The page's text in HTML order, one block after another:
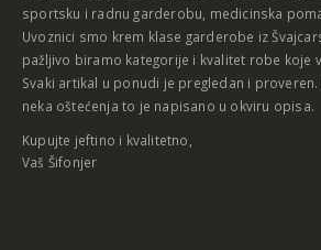
sportsku i radnu garderobu, medicinska
Uvoznici smo krem klase garderobe iz
pažljivo biramo kategorije i kvalitet robe koje
Svaki artikal u ponudi je pregledan i
neka oštećenja to je napisano u okviru opisa.
Kupujte jeftino i kvalitetno,
Vaš Šifonjer